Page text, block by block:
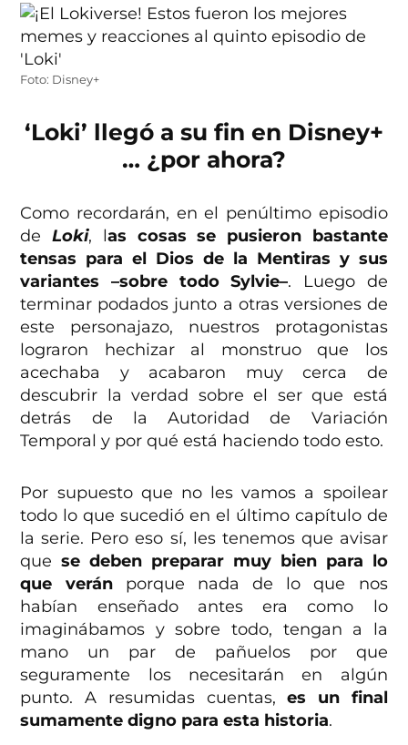
Foto: Disney+
‘Loki’ llegó a su fin en Disney+
… ¿por ahora?
Como recordarán, en el penúltimo episodio
deLoki, las cosas se pusieron bastante
tensas para el Dios de la Mentiras y sus
variantes –sobre todo Sylvie–. Luego de
terminar podados junto a otras versiones de
este personajazo, nuestros protagonistas
lograron hechizar al monstruo que los
acechaba y acabaron muy cerca de
descubrir la verdad sobre el ser que está
detrás de la Autoridad de Variación
Temporal y por qué está haciendo todo esto.
Por supuesto que no les vamos a spoilear
todo lo que sucedió en el último capítulo de
la serie. Pero eso sí, les tenemos que avisar
quese deben preparar muy bien para lo
que veránporque nada de lo que nos
habían enseñado antes era como lo
imaginábamos y sobre todo, tengan a la
mano un par de pañuelos por que
seguramente los necesitarán en algún
punto. A resumidas cuentas,es un final
sumamente digno para esta historia.